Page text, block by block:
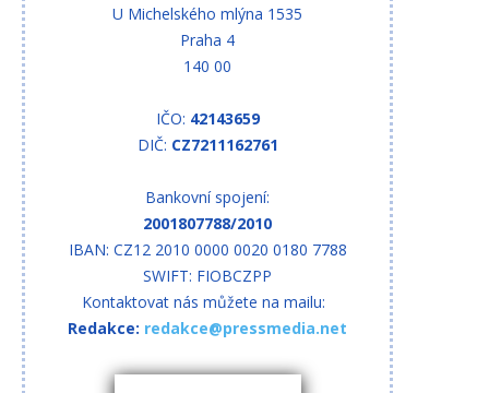
U Michelského mlýna 1535
Praha 4
140 00
IČO: 42143659
DIČ: CZ7211162761
Bankovní spojení:
2001807788/2010
IBAN: CZ12 2010 0000 0020 0180 7788
SWIFT: FIOBCZPP
Kontaktovat nás můžete na mailu:
Redakce: redakce@pressmedia.net